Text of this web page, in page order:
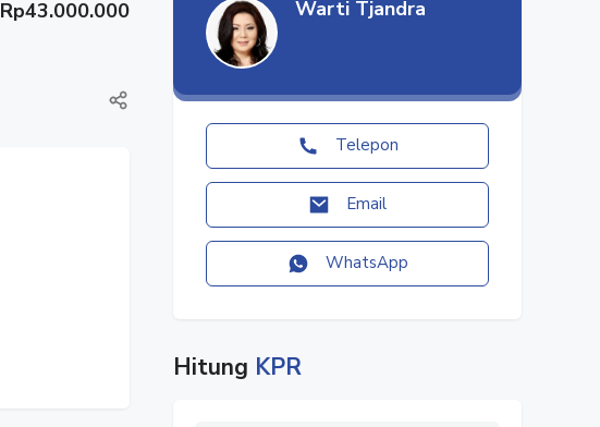
Rp43.000.000 Warti Tjandra
Telepon
Email
WhatsApp
Hitung KPR